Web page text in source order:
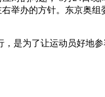
举办的方针。东京奥
是为了让运动员好地